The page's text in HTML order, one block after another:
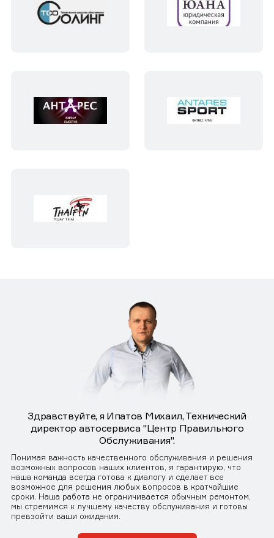
Здравствуйте, я Ипатов Михаил, Технический
директор автосервиса "Центр Правильного
Обслуживания".
Понимая важность качественного обслуживания и решения
возможных вопросов наших клиентов, я гарантирую, что
наша команда всегда готова к диалогу и сделает все
возможное для решения любых вопросов в кратчайшие
сроки. Наша работа не ограничивается обычным ремонтом,
мы стремимся к лучшему качеству обслуживания и готовы
превзойти ваши ожидания.